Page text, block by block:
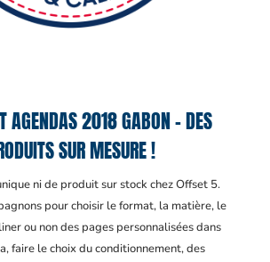
AGENDAS 2018 GABON – DES
SUR MESURE !
ni de produit sur stock chez Offset 5.
pour choisir le format, la matière, le
ou non des pages personnalisées dans
faire le choix du conditionnement, des